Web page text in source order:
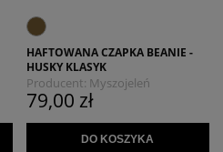
HAFTOWANA CZAPKA BEANIE -
HUSKY KLASYK
Producent: Myszojeleń
79,00 zł
DO KOSZYKA